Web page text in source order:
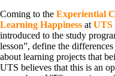
Coming to the Experiential
Learning Happiness at UTS
introduced to the study
lesson”, define the
about learning projects that
UTS believes that this is an